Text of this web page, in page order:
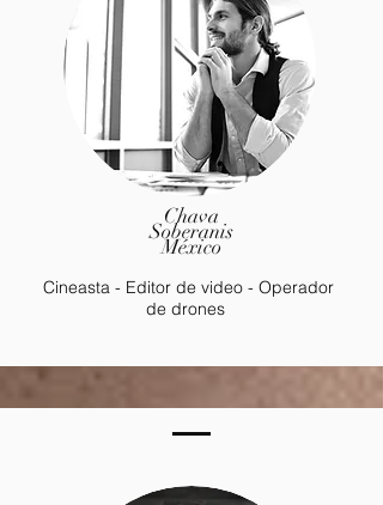
Chava
Soberanis
México
Cineasta - Editor de video - Operador
de drones